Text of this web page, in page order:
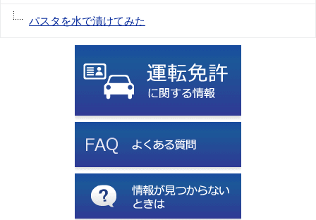
パスタを水で漬けてみた